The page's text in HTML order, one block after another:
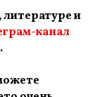
и
канал